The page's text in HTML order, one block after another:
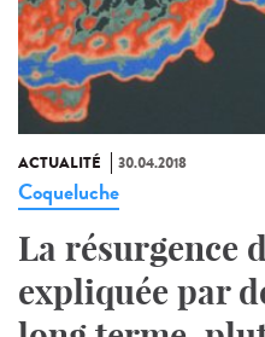
ACTUALITÉ 30.04.2018
Coqueluche
La résurgence
expliquée par